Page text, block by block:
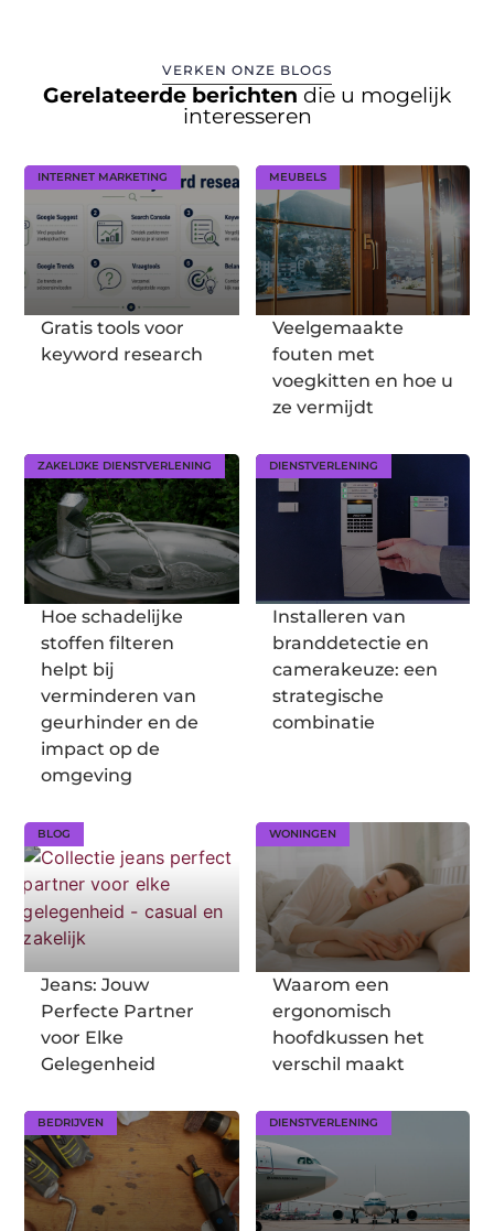
VERKEN ONZE BLOGS
Gerelateerde berichten die u mogelijk
interesseren
INTERNET MARKETING
Gratis tools voor
keyword research
MEUBELS
Veelgemaakte
fouten met
voegkitten en hoe u
ze vermijdt
ZAKELIJKE DIENSTVERLENING
Hoe schadelijke
stoffen filteren
helpt bij
verminderen van
geurhinder en de
impact op de
omgeving
DIENSTVERLENING
Installeren van
branddetectie en
camerakeuze: een
strategische
combinatie
BLOG
Jeans: Jouw
Perfecte Partner
voor Elke
Gelegenheid
WONINGEN
Waarom een
ergonomisch
hoofdkussen het
verschil maakt
BEDRIJVEN DIENSTVERLENING